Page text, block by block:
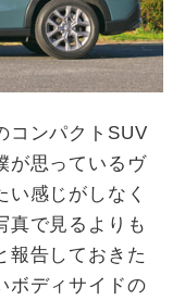
コンパクトSUV
が思っているヴ
い感じがしなく
真で見るよりも
報告しておきた
ボディサイドの